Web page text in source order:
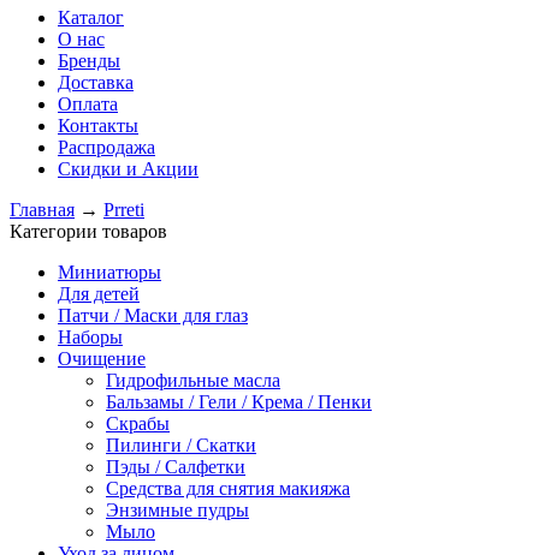
Каталог
О нас
Бренды
Доставка
Оплата
Контакты
Распродажа
Скидки и Акции
Главная → Prreti
Категории товаров
Миниатюры
Для детей
Патчи / Маски для глаз
Наборы
Очищение
Гидрофильные масла
Бальзамы / Гели / Крема / Пенки
Скрабы
Пилинги / Скатки
Пэды / Салфетки
Средства для снятия макияжа
Энзимные пудры
Мыло